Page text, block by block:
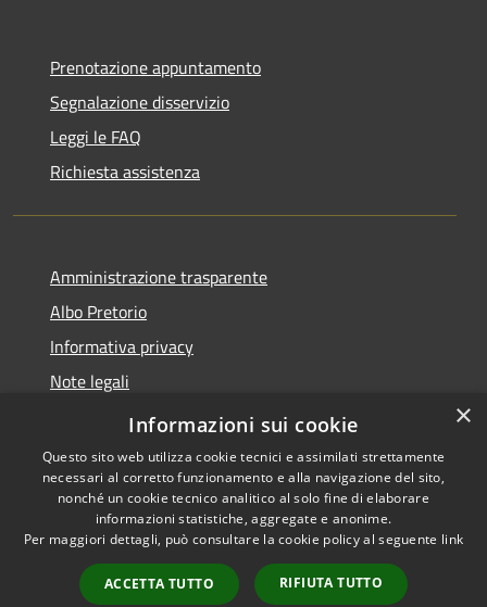
Prenotazione appuntamento
Segnalazione disservizio
Leggi le FAQ
Richiesta assistenza
Amministrazione trasparente
Albo Pretorio
Informativa privacy
Note legali
Dichiarazione di accessibilità
Accessibilità
Copyright © 2026 • Comune di
Martignana di Po • Powered by
Municipium•
Accesso
×
Informazioni sui cookie
Questo sito web utilizza cookie tecnici e assimilati strettamente
necessari al corretto funzionamento e alla navigazione del sito,
nonché un cookie tecnico analitico al solo fine di elaborare
informazioni statistiche, aggregate e anonime.
Per maggiori dettagli, può consultare la cookie policy al seguente link
ACCETTA TUTTO RIFIUTA TUTTO